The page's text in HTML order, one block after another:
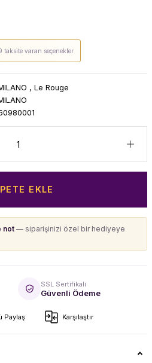
taksite varan seçenekler
, Le Rouge
EKLE
not — siparişinizi özel bir hediyeye
SSL Sertifikalı
Güvenli Ödeme
Paylaş Karşılaştır